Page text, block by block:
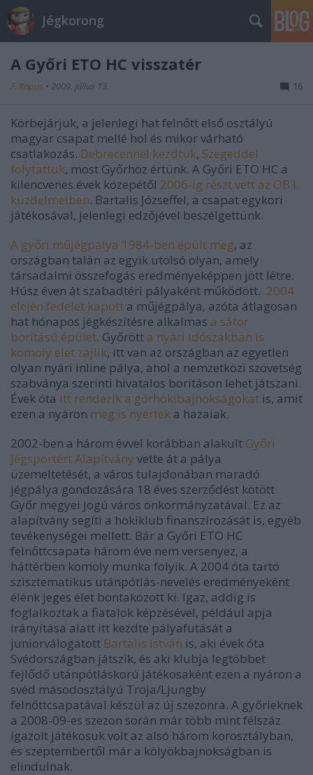
Jégkorong
A Győri ETO HC visszatér
F. Kapus • 2009. július 13. 16
Körbejárjuk, a jelenlegi hat felnőtt első osztályú
magyar csapat mellé hol és mikor várható
csatlakozás. Debrecennel kezdtük, Szegeddel
folytattuk, most Győrhöz értünk. A Győri ETO HC a
kilencvenes évek közepétől 2006-ig részt vett az OB I.
küzdelmeiben. Bartalis Józseffel, a csapat egykori
játékosával, jelenlegi edzőjével beszélgettünk.
A győri műjégpálya 1984-ben épült meg, az
országban talán az egyik utolsó olyan, amely
társadalmi összefogás eredményeképpen jött létre.
Húsz éven át szabadtéri pályaként működött. 2004
elején fedelet kapott a műjégpálya, azóta átlagosan
hat hónapos jégkészítésre alkalmas a sátor
borítású épület. Győrött a nyári időszakban is
komoly élet zajlik, itt van az országban az egyetlen
olyan nyári inline pálya, ahol a nemzetközi szövetség
szabványa szerinti hivatalos borításon lehet játszani.
Évek óta itt rendezik a görhokibajnokságokat is, amit
ezen a nyáron meg is nyertek a hazaiak.
2002-ben a három évvel korábban alakult Győri
Jégsportért Alapítvány vette át a pálya
üzemeltetését, a város tulajdonában maradó
jégpálya gondozására 18 éves szerződést kötött
Győr megyei jogú város önkormányzatával. Ez az
alapítvány segíti a hokiklub finanszírozását is, egyéb
tevékenységei mellett. Bár a Győri ETO HC
felnőttcsapata három éve nem versenyez, a
háttérben komoly munka folyik. A 2004 óta tartó
szisztematikus utánpótlás-nevelés eredményeként
élénk jeges élet bontakozott ki. Igaz, addig is
foglalkoztak a fiatalok képzésével, például apja
irányítása alatt itt kezdte pályafutását a
juniorválogatott Bartalis István is, aki évek óta
Svédországban játszik, és aki klubja legtöbbet
fejlődő utánpótláskorú játékosaként ezen a nyáron a
svéd másodosztályú Troja/Ljungby
felnőttcsapatával készül az új szezonra. A győrieknek
a 2008-09-es szezon során már több mint félszáz
igazolt játékosuk volt az alsó három korosztályban,
és szeptembertől már a kölyökbajnokságban is
elindulnak.